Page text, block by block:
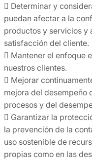
 Determinar y
puedan afectar a la
productos y servicios y
satisfacción del cliente.
 Mantener el enfoque
nuestros clientes.
 Mejorar
mejora del desempeño
procesos y del
 Garantizar la
la prevención de la
uso sostenible de
propias como en las